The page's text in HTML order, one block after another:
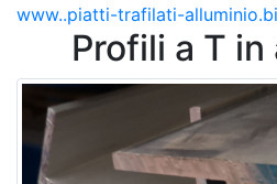
www..piatti-trafilati-
Profili a T